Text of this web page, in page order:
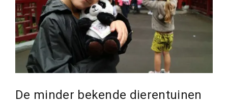
De minder bekende dierentuinen